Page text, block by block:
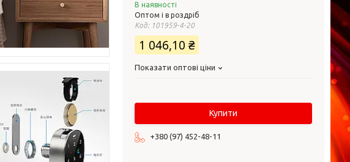
В наявності
Оптом і в роздріб
Код: 101959-4-20
1 046,10 ₴
Показати оптові ціни
Купити
+380 (97) 452-48-11